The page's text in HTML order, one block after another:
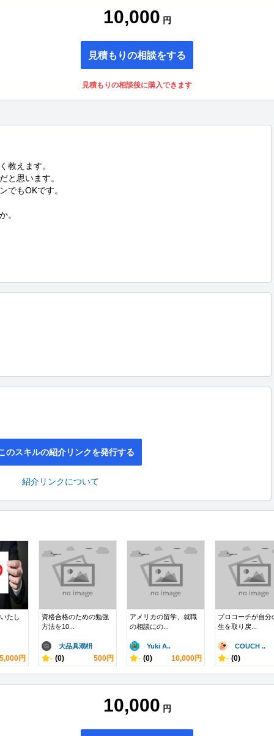
10,000 円
見積もりの相談をする
見積もりの相談後に購入できます
教えます。
と思います。
でもOKです。
。
のスキルの紹介リンクを発行する
紹介リンクについて
たし
円
資格合格のための勉強
方法を10...
大品具溺枡
- (0) 500円
アメリカの留学、就職
の相談にの...
Yuki A..
- (0) 10,000円
プロコーチが自分
生を取り戻...
COUCH ..
- (0)
10,000 円